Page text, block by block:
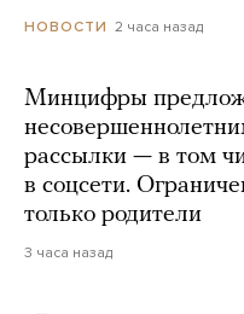
НОВОСТИ 2 часа назад
Минцифры
рассылки — в том
в соцсети.
только родители
3 часа назад